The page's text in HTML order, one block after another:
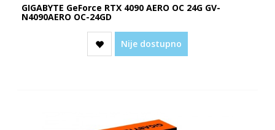
GIGABYTE GeForce RTX 4090 AERO OC 24G GV-
N4090AERO OC-24GD
Nije dostupno